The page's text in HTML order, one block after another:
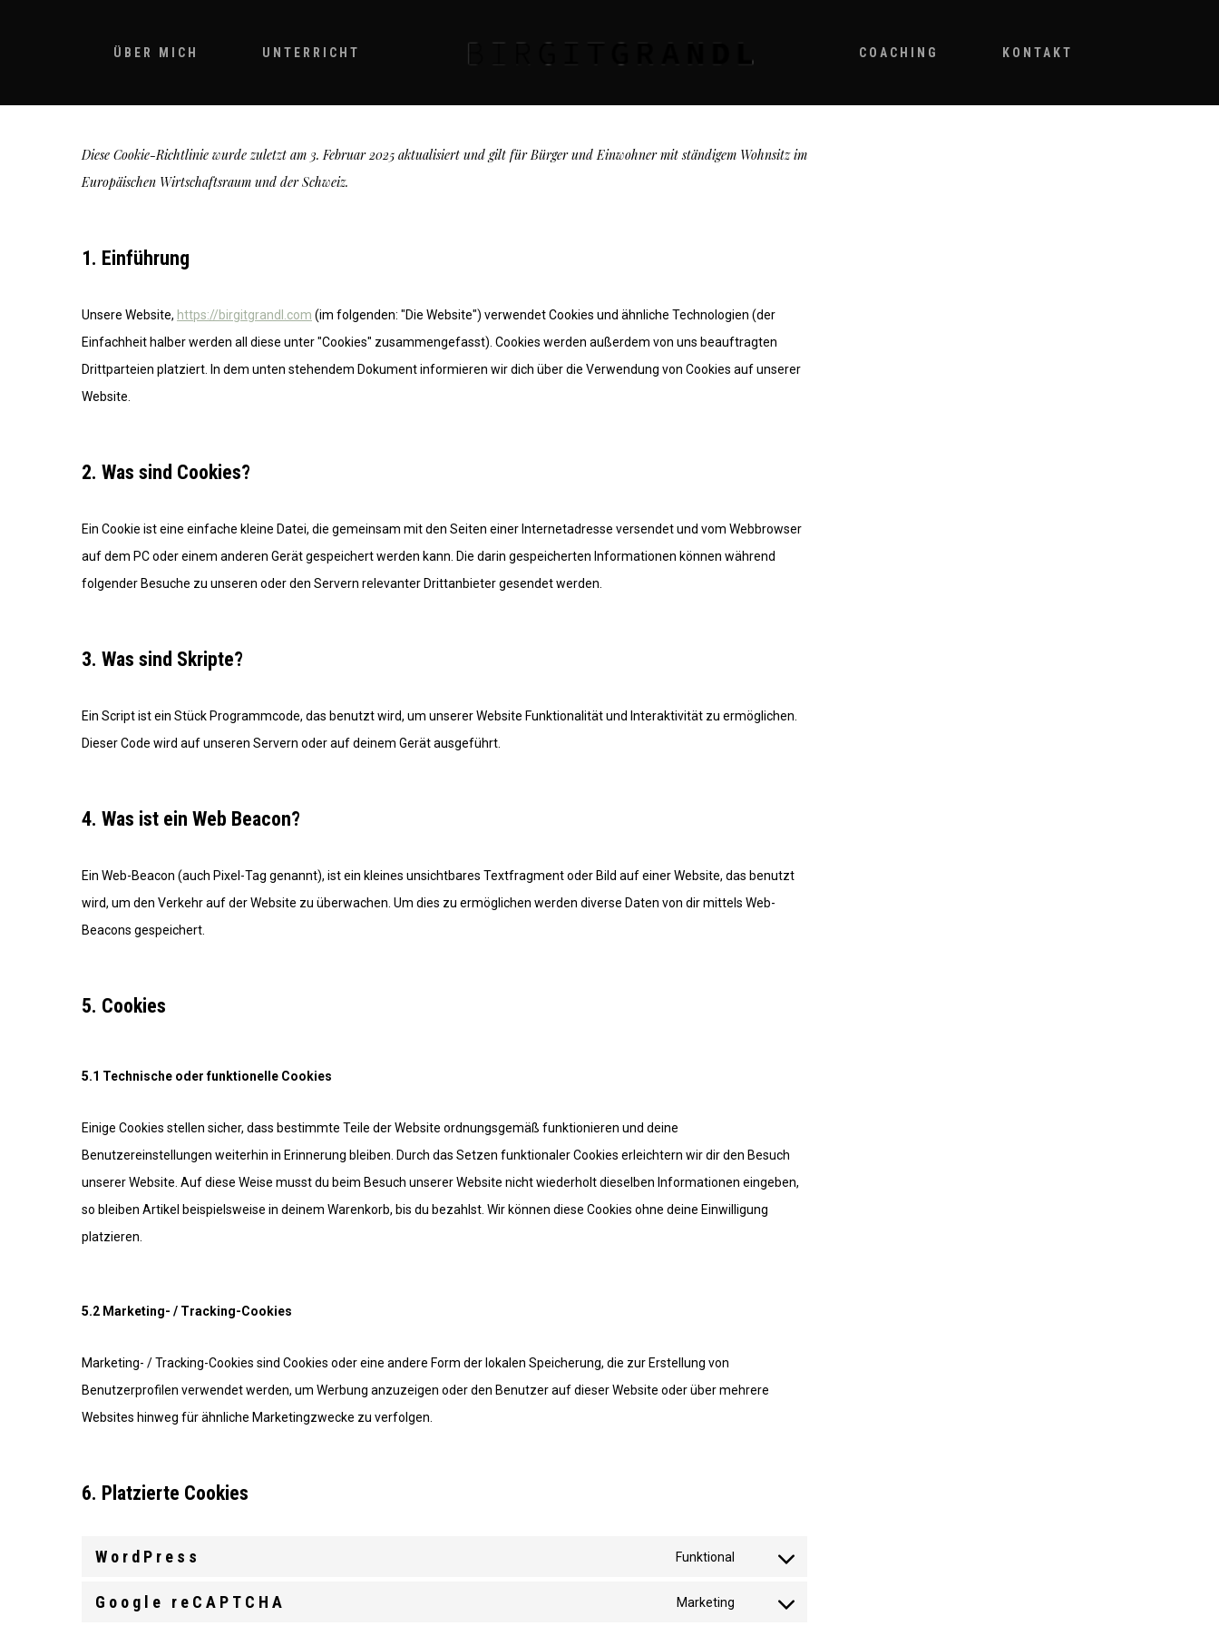
ÜBER MICH UNTERRICHT COACHING KONTAKT
Diese Cookie-Richtlinie wurde zuletzt am 3. Februar 2025 aktualisiert und gilt für Bürger und Einwohner mit ständigem Wohnsitz im
Europäischen Wirtschaftsraum und der Schweiz.
1. Einführung
Unsere Website, https://birgitgrandl.com (im folgenden: "Die Website") verwendet Cookies und ähnliche Technologien (der
Einfachheit halber werden all diese unter "Cookies" zusammengefasst). Cookies werden außerdem von uns beauftragten
Drittparteien platziert. In dem unten stehendem Dokument informieren wir dich über die Verwendung von Cookies auf unserer
Website.
2. Was sind Cookies?
Ein Cookie ist eine einfache kleine Datei, die gemeinsam mit den Seiten einer Internetadresse versendet und vom Webbrowser
auf dem PC oder einem anderen Gerät gespeichert werden kann. Die darin gespeicherten Informationen können während
folgender Besuche zu unseren oder den Servern relevanter Drittanbieter gesendet werden.
3. Was sind Skripte?
Ein Script ist ein Stück Programmcode, das benutzt wird, um unserer Website Funktionalität und Interaktivität zu ermöglichen.
Dieser Code wird auf unseren Servern oder auf deinem Gerät ausgeführt.
4. Was ist ein Web Beacon?
Ein Web-Beacon (auch Pixel-Tag genannt), ist ein kleines unsichtbares Textfragment oder Bild auf einer Website, das benutzt
wird, um den Verkehr auf der Website zu überwachen. Um dies zu ermöglichen werden diverse Daten von dir mittels Web-
Beacons gespeichert.
5. Cookies
5.1 Technische oder funktionelle Cookies
Einige Cookies stellen sicher, dass bestimmte Teile der Website ordnungsgemäß funktionieren und deine
Benutzereinstellungen weiterhin in Erinnerung bleiben. Durch das Setzen funktionaler Cookies erleichtern wir dir den Besuch
unserer Website. Auf diese Weise musst du beim Besuch unserer Website nicht wiederholt dieselben Informationen eingeben,
so bleiben Artikel beispielsweise in deinem Warenkorb, bis du bezahlst. Wir können diese Cookies ohne deine Einwilligung
platzieren.
5.2 Marketing- / Tracking-Cookies
Marketing- / Tracking-Cookies sind Cookies oder eine andere Form der lokalen Speicherung, die zur Erstellung von
Benutzerprofilen verwendet werden, um Werbung anzuzeigen oder den Benutzer auf dieser Website oder über mehrere
Websites hinweg für ähnliche Marketingzwecke zu verfolgen.
6. Platzierte Cookies
WordPress
Funktional
Consent
Google reCAPTCHA
Marketing
Consent